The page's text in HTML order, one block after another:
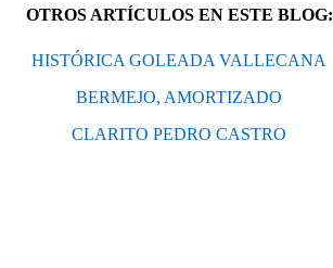
OTROS ARTÍCULOS EN ESTE BLOG:
HISTÓRICA GOLEADA VALLECANA
BERMEJO, AMORTIZADO
CLARITO PEDRO CASTRO